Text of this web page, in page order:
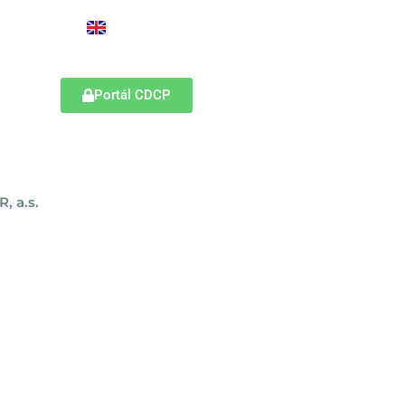
Portál CDCP
a.s.